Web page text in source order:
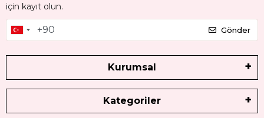
için kayıt olun.
Gönder
Kurumsal
Kategoriler